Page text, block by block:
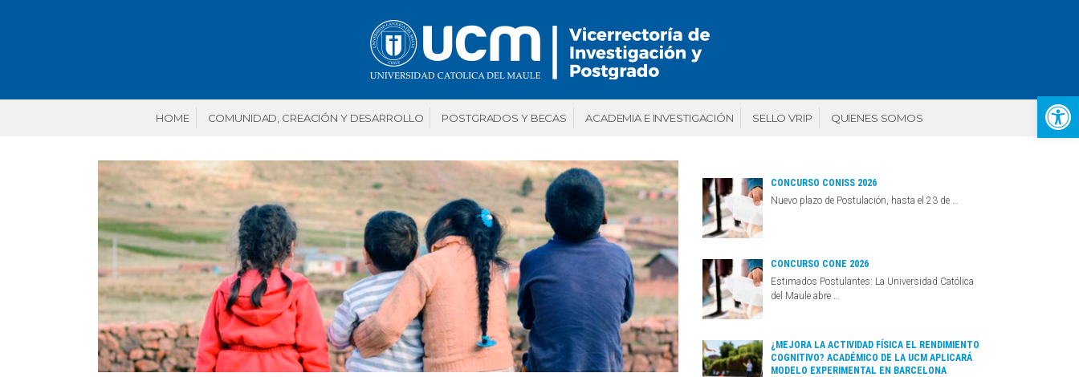
HOME COMUNIDAD, CREACIÓN Y DESARROLLO POSTGRADOS Y BECAS ACADEMIA E INVESTIGACIÓN SELLO VRIP QUIENES SOMOS
CONCURSO CONISS 2026
Nuevo plazo de Postulación, hasta el 23 de …
CONCURSO CONE 2026
Estimados Postulantes: La Universidad Católica
del Maule abre …
¿MEJORA LA ACTIVIDAD FÍSICA EL RENDIMIENTO
COGNITIVO? ACADÉMICO DE LA UCM APLICARÁ
MODELO EXPERIMENTAL EN BARCELONA